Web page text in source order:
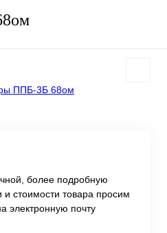
более подробную
стоимости товара просим
электронную почту